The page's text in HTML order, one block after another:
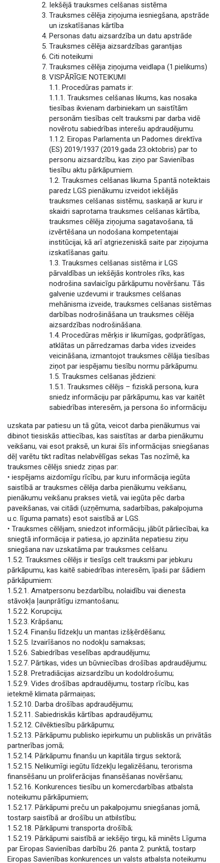
Iekšējā trauksmes celšanas sistēma
Trauksmes cēlēja ziņojuma iesniegšana, apstrāde
un izskatīšanas kārtība
Personas datu aizsardzība un datu apstrāde
Trauksmes cēlēja aizsardzības garantijas
Citi noteikumi
Trauksmes cēlēja ziņojuma veidlapa (1.pielikums)
VISPĀRĪGIE NOTEIKUMI
1.1. Procedūras pamats ir:
1.1.1. Trauksmes celšanas likums, kas nosaka
tiesības ikvienam darbiniekam un saistītām
personām tiesības celt trauksmi par darba vidē
novērotu sabiedrības interešu apdraudējumu.
1.1.2. Eiropas Parlamenta un Padomes direktīva
(ES) 2019/1937 (2019.gada 23.oktobris) par to
personu aizsardzību, kas ziņo par Savienības
tiesību aktu pārkāpumiem.
1.2. Trauksmes celšanas likuma 5.pantā noteiktais
paredz LGS pienākumu izveidot iekšējās
trauksmes celšanas sistēmu, saskaņā ar kuru ir
skaidri saprotama trauksmes celšanas kārtība,
trauksmes cēlēja ziņojuma sagatavošana, tā
izvērtēšana un nodošana kompetentajai
institūcijai, kā arī atgriezeniskā saite par ziņojuma
izskatīšanas gaitu.
1.3. Trauksmes celšanas sistēma ir LGS
pārvaldības un iekšējās kontroles rīks, kas
nodrošina savlaicīgu pārkāpumu novēršanu. Tās
galvenie uzdevumi ir trauksmes celšanas
mehānisma izveide, trauksmes celšanas sistēmas
darbības nodrošināšana un trauksmes cēlēja
aizsardzības nodrošināšana.
1.4. Procedūras mērķis ir likumīgas, godprātīgas,
atklātas un pārredzamas darba vides izveides
veicināšana, izmantojot trauksmes cēlāja tiesības
ziņot par iespējamu tiesību normu pārkāpumu.
1.5. Trauksmes celšanas jēdzieni:
1.5.1. Trauksmes cēlējs – fiziskā persona, kura
sniedz informāciju par pārkāpumu, kas var kaitēt
sabiedrības interesēm, ja persona šo informāciju
uzskata par patiesu un tā gūta, veicot darba pienākumus vai
dibinot tiesiskās attiecības, kas saistītas ar darba pienākumu
veikšanu, vai esot praksē, un kurai šīs informācijas sniegšanas
dēļ varētu tikt radītas nelabvēlīgas sekas Tas nozīmē, ka
trauksmes cēlējs sniedz ziņas par:
• iespējams aizdomīgu rīcību, par kuru informācija iegūta
saistībā ar trauksmes cēlēja darba pienākumu veikšanu,
pienākumu veikšanu prakses vietā, vai iegūta pēc darba
paveikšanas, vai citādi (uzņēmuma, sadarbības, pakalpojuma
u.c. līguma pamats) esot saistībā ar LGS.
• Trauksmes cēlējam, sniedzot informāciju, jābūt pārliecībai, ka
sniegtā informācija ir patiesa, jo apzināta nepatiesu ziņu
sniegšana nav uzskatāma par trauksmes celšanu.
1.5.2. Trauksmes cēlējs ir tiesīgs celt trauksmi par jebkuru
pārkāpumu, kas kaitē sabiedrības interesēm, īpaši par šādiem
pārkāpumiem:
1.5.2.1. Amatpersonu bezdarbību, nolaidību vai dienesta
stāvokļa ļaunprātīgu izmantošanu;
1.5.2.2. Korupciju;
1.5.2.3. Krāpšanu;
1.5.2.4. Finanšu līdzekļu un mantas izšķērdēšanu;
1.5.2.5. Izvairīšanos no nodokļu samaksas;
1.5.2.6. Sabiedrības veselības apdraudējumu;
1.5.2.7. Pārtikas, vides un būvniecības drošības apdraudējumu;
1.5.2.8. Pretradiācijas aizsardzību un kodoldrošumu;
1.5.2.9. Vides drošības apdraudējumu, tostarp rīcību, kas
ietekmē klimata pārmaiņas;
1.5.2.10. Darba drošības apdraudējumu;
1.5.2.11. Sabiedriskās kārtības apdraudējumu;
1.5.2.12. Cilvēktiesību pārkāpumu;
1.5.2.13. Pārkāpumu publisko iepirkumu un publiskās un privātās
partnerības jomā;
1.5.2.14. Pārkāpumu finanšu un kapitāla tirgus sektorā;
1.5.2.15. Nelikumīgi iegūtu līdzekļu legalizēšanu, terorisma
finansēšanu un proliferācijas finansēšanas novēršanu;
1.5.2.16. Konkurences tiesību un komercdarbības atbalsta
noteikumu pārkāpumiem;
1.5.2.17. Pārkāpumi preču un pakalpojumu sniegšanas jomā,
tostarp saistībā ar drošību un atbilstību;
1.5.2.18. Pārkāpumi transporta drošībā;
1.5.2.19. Pārkāpumi saistībā ar iekšējo tirgu, kā minēts Līguma
par Eiropas Savienības darbību 26. panta 2. punktā, tostarp
Eiropas Savienības konkurences un valsts atbalsta noteikumu